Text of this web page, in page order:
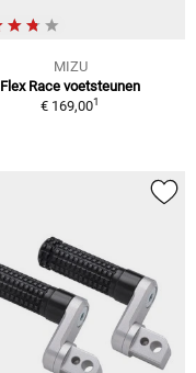
MIZU
Flex Race voetsteunen
€ 169,001